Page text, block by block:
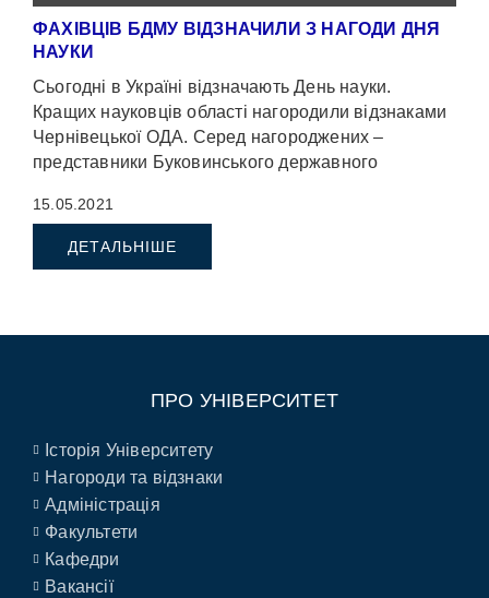
ФАХІВЦІВ БДМУ ВІДЗНАЧИЛИ З НАГОДИ ДНЯ
НАУКИ
Сьогодні в Україні відзначають День науки.
Кращих науковців області нагородили відзнаками
Чернівецької ОДА. Серед нагороджених –
представники Буковинського державного
15.05.2021
ДЕТАЛЬНІШЕ
ПРО УНІВЕРСИТЕТ
Історія Університету
Нагороди та відзнаки
Адміністрація
Факультети
Кафедри
Вакансії